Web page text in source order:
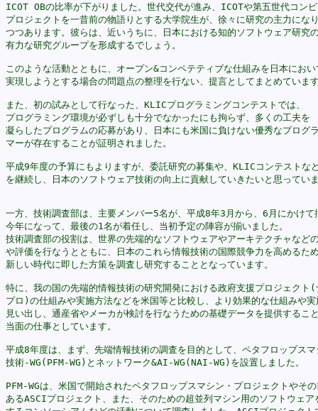
ICOT OBの比率が下がりました。世代交代が進み、ICOTや第五世代コン
プロジェクトを一昔前の物語りとする大学院生が、徐々に研究の主力にな
つつあります。彼らは、近いうちに、日本における知的ソフトウェア研究
有力な研究グループを形成するでしょう。
このような活動とともに、オープン&コンペテティブな仕組みを日本におい
実現しようとする場合の問題点の整理を行ない、提言としてまとめていま
また、初の試みとして行なった、KLICプログラミングコンテストでは、
プログラミング環境が必ずしも十分でなかったにも拘らず、多くの工夫を
凝らしたプログラムの応募があり、日本にも米国に負けない優秀なプログ
マーが存在することが証明されました。
平成9年度の予算にもよりますが、委託研究の募集や、KLICコンテストな
を継続し、日本のソフトウェア技術の向上に貢献していきたいと思ってい
一方、技術調査部は、主要メンバー5名が、平成8年3月から、6月にかけて
今年になって、最後の1名が着任し、当初予定の陣容が揃いました。
技術調査部の役割は、世界の先端的なソフトウェアやアーキテクチャなど
や評価を行なうとともに、日本のこれら情報技術の国際競争力を高めるた
新しい時代に即した方策を調査し研究することとなっています。
特に、我の国の先端的情報技術の研究開発における政府支援プロジェクト(
プロ)の仕組みや実施方法などを米国等と比較し、より効果的な仕組みや
見い出し、通産省やメーカが検討を行なうための基礎データを提供するこ
当面の仕事としています。
平成8年度は、まず、先端情報技術の調査を目的として、ペタフロップスマ
技術-WG(PFM-WG)とネットワーク&AI-WG(NAI-WG)を設置しました。
PFM-WGは、米国で開始されたペタフロップスマシン・プロジェクトやそ
あるASCIプロジェクト、また、そのための超並列マシン用のソフトウェア